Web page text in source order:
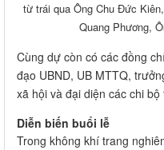
từ trái qua Ông Chu Đức
Quang Phương,
Cùng dự còn có các đồng
đạo UBND, UB MTTQ,
xã hội và đại diện các chi
Diễn biến buổi lễ
Trong không khí trang